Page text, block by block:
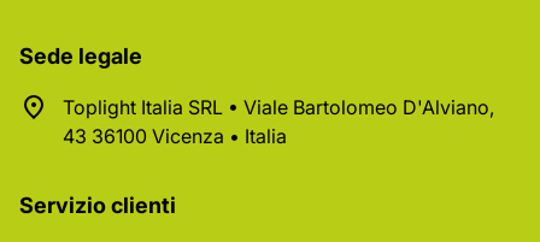
Sede legale
Toplight Italia SRL • Viale Bartolomeo D'Alviano,
43 36100 Vicenza • Italia
Servizio clienti